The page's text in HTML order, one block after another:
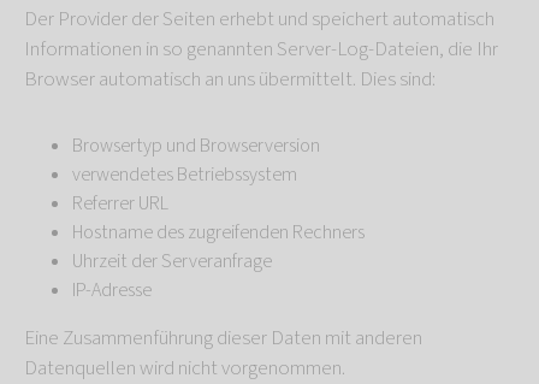
Der Provider der Seiten erhebt und speichert automatisch
Informationen in so genannten Server-Log-Dateien, die Ihr
Browser automatisch an uns übermittelt. Dies sind:
Browsertyp und Browserversion
verwendetes Betriebssystem
Referrer URL
Hostname des zugreifenden Rechners
Uhrzeit der Serveranfrage
IP-Adresse
Eine Zusammenführung dieser Daten mit anderen
Datenquellen wird nicht vorgenommen.